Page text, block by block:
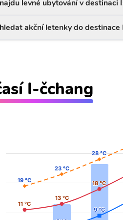
levné ubytování v destinaci
akční letenky do destinace
I-čchang
11 °C
11 °C
13 °C
13 °C
18 °C
18 °C
19 °C
19 °C
23 °C
23 °C
28 °C
28 °C
9 °C
9 °C